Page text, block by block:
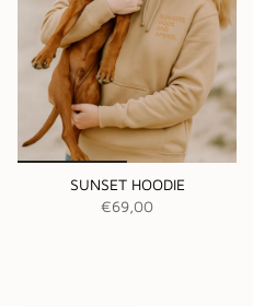
SUNSET HOODIE
€69,00